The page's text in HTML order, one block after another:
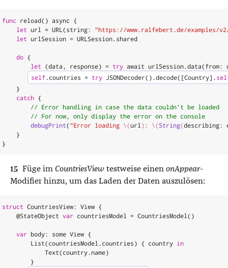
func reload() async {
let url = URL (string:
"https://www.ralfebert.de/examples/
let urlSession = URLSession.shared
do {
let (data , response) = try await urlSession.data(from:
self.countries = try JSONDecoder().decode([Country].
}
catch {
// Error handling in case the data couldn't be loaded
// For now, only display the error on the console
debugPrint("Error loading \(url ) : \(String(describing:
}
}
Füge im CountriesView testweise einen onAppear-
Modifier hinzu, um das Laden der Daten auszulösen:
struct CountriesView: View {
@StateObject var countriesModel = CountriesModel()
var body: some View {
List(countriesModel .countries) { country in
Text(country.name)
}